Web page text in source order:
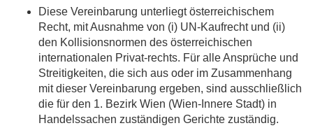
Diese Vereinbarung unterliegt österreichischem
Recht, mit Ausnahme von (i) UN-Kaufrecht und (ii)
den Kollisionsnormen des österreichischen
internationalen Privat-rechts. Für alle Ansprüche und
Streitigkeiten, die sich aus oder im Zusammenhang
mit dieser Vereinbarung ergeben, sind ausschließlich
die für den 1. Bezirk Wien (Wien-Innere Stadt) in
Handelssachen zuständigen Gerichte zuständig.